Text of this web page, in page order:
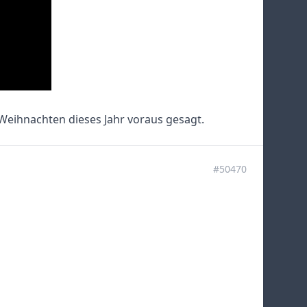
dieses Jahr voraus gesagt.
#50470